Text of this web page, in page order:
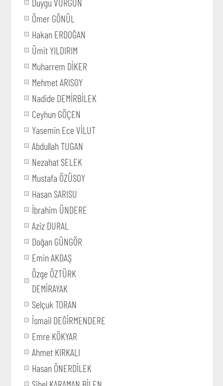
Duygu VURGUN
Ömer GÖNÜL
Hakan ERDOĞAN
Ümit YILDIRIM
Muharrem DİKER
Mehmet ARISOY
Nadide DEMİRBİLEK
Ceyhun GÖÇEN
Yasemin Ece VİLUT
Abdullah TUGAN
Nezahat SELEK
Mustafa ÖZÜSOY
Hasan SARISU
İbrahim ÜNDERE
Aziz DURAL
Doğan GÜNGÖR
Emin AKDAŞ
Özge ÖZTÜRK
DEMİRAYAK
Selçuk TORAN
İsmail DEĞİRMENDERE
Emre KÖKYAR
Ahmet KIRKALI
Hasan ÖNERDİLEK